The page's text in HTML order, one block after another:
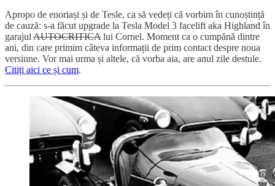
Apropo de enoriași și de Tesle, ca să vedeți că vorbim în cunoștință
de cauză: s-a făcut upgrade la Tesla Model 3 facelift aka Highland în
garajul AUTOCRITICA lui Cornel. Moment ca o cumpănă dintre
ani, din care primim câteva informații de prim contact despre noua
versiune. Vor mai urma și altele, că vorba aia, are anul zile destule.
Citiți aici ce și cum.